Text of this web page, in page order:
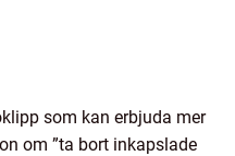
som kan erbjuda mer
om ”ta bort inkapslade